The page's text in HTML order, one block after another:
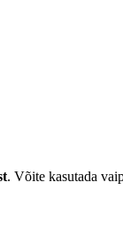
. Võite kasutada